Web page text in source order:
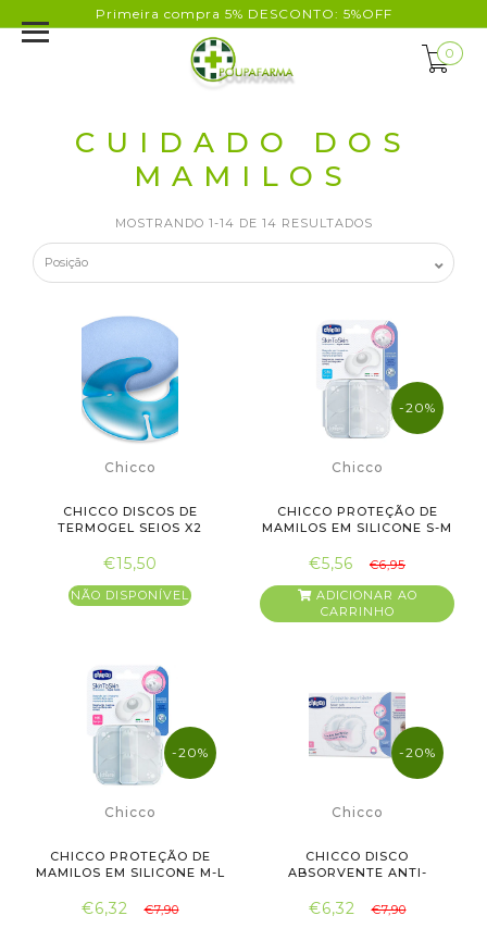
Primeira compra 5% DESCONTO: 5%OFF
0
CUIDADO DOS
MAMILOS
MOSTRANDO 1-14 DE 14 RESULTADOS
Chicco
CHICCO DISCOS DE
TERMOGEL SEIOS X2
€15,50
NÃO DISPONÍVEL
-20%
Chicco
CHICCO PROTEÇÃO DE
MAMILOS EM SILICONE S-M
€5,56
€6,95
ADICIONAR AO
CARRINHO
-20%
Chicco
CHICCO PROTEÇÃO DE
MAMILOS EM SILICONE M-L
€6,32
€7,90
-20%
Chicco
CHICCO DISCO
ABSORVENTE ANTI-
€6,32
€7,90